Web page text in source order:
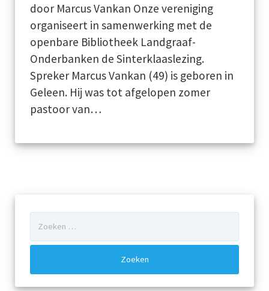
Merkelbeek
Jabeek
Bingelrade
Wat publiceerden de kranten over onze kernen
Catalogus overzicht
Nieuwsarchief
door Marcus Vankan Onze vereniging
organiseert in samenwerking met de
openbare Bibliotheek Landgraaf-
Onderbanken de Sinterklaaslezing.
Spreker Marcus Vankan (49) is geboren in
Geleen. Hij was tot afgelopen zomer
pastoor van…